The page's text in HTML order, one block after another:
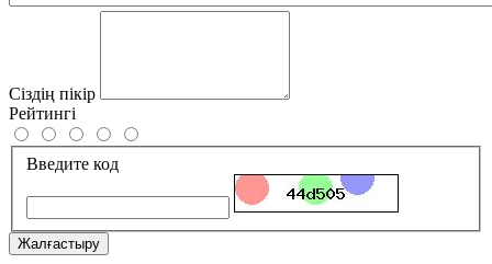
Сіздің пікір
Рейтингі
Введите код
Жалғастыру